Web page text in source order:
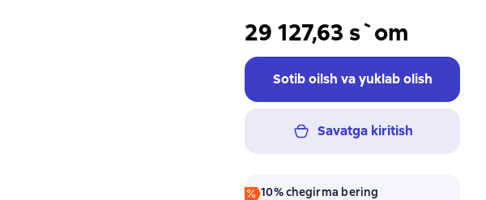
29 127,63 s`om
Sotib oilsh va yuklab olish
Savatga kiritish
10% chegirma bering